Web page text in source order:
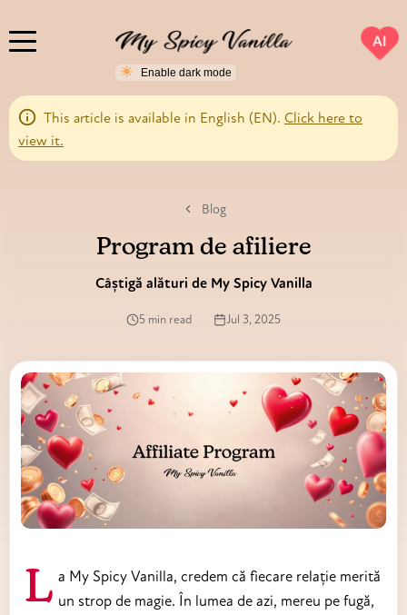
AI
This article is available in English (EN). Click here to
view it.
Blog
Program de afiliere
Câștigă alături de My Spicy Vanilla
5 min read Jul 3, 2025
La My Spicy Vanilla, credem că fiecare relație merită un strop de magie. În lumea de azi, mereu pe fugă,